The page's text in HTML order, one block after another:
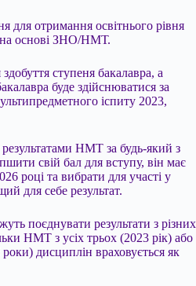
для отримання освітнього рівня
на основі ЗНО/НМТ.
ступеня бакалавра, а
буде здійснюватися за
іспиту 2023,
результатами НМТ за будь-який з
свій бал для вступу, він має
році та вибрати для участі у
для себе результат.
поєднувати результати з різних
НМТ з усіх трьох (2023 рік) або
дисциплін враховується як